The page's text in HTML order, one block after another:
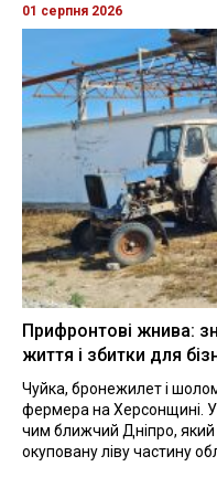
01 серпня 2026
Прифронтові жнива:
життя і збитки для
Чуйка, бронежилет і
фермера на Херсонщині. У
чим ближчий Дніпро, який
окуповану ліву частину